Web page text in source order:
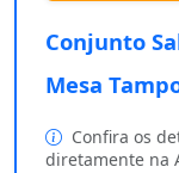
Conjunto
Mesa
Confira os
diretamente na